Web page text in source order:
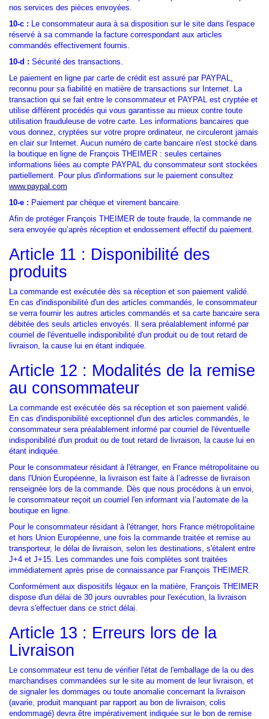
nos services des pièces envoyées.
10-c : Le consommateur aura à sa disposition sur le site dans l'espace
réservé à sa commande la facture correspondant aux articles
commandés effectivement fournis.
10-d : Sécurité des transactions.
Le paiement en ligne par carte de crédit est assuré par PAYPAL,
reconnu pour sa fiabilité en matière de transactions sur Internet. La
transaction qui se fait entre le consommateur et PAYPAL est cryptée et
utilise différent procédés qui vous garantisse au mieux contre toute
utilisation frauduleuse de votre carte. Les informations bancaires que
vous donnez, cryptées sur votre propre ordinateur, ne circuleront jamais
en clair sur Internet. Aucun numéro de carte bancaire n'est stocké dans
la boutique en ligne de François THEIMER : seules certaines
informations liées au compte PAYPAL du consommateur sont stockées
partiellement. Pour plus d'informations sur le paiement consultez
www.paypal.com
10-e : Paiement par chèque et virement bancaire.
Afin de protéger François THEIMER de toute fraude, la commande ne
sera envoyée qu’après réception et endossement effectif du paiement.
Article 11 : Disponibilité des
produits
La commande est exécutée dès sa réception et son paiement validé.
En cas d'indisponibilité d'un des articles commandés, le consommateur
se verra fournir les autres articles commandés et sa carte bancaire sera
débitée des seuls articles envoyés. Il sera préalablement informé par
courriel de l'éventuelle indisponibilité d'un produit ou de tout retard de
livraison, la cause lui en étant indiquée.
Article 12 : Modalités de la remise
au consommateur
La commande est exécutée dès sa réception et son paiement validé.
En cas d'indisponibilité exceptionnel d'un des articles commandés, le
consommateur sera préalablement informé par courriel de l'éventuelle
indisponibilité d'un produit ou de tout retard de livraison, la cause lui en
étant indiquée.
Pour le consommateur résidant à l'étranger, en France métropolitaine ou
dans l'Union Européenne, la livraison est faite à l’adresse de livraison
renseignée lors de la commande. Dès que nous procédons à un envoi,
le consommateur reçoit un courriel l'en informant via l’automate de la
boutique en ligne.
Pour le consommateur résidant à l'étranger, hors France métropolitaine
et hors Union Européenne, une fois la commande traitée et remise au
transporteur, le délai de livraison, selon les destinations, s'étalent entre
J+4 et J+15. Les commandes une fois complètes sont traitées
immédiatement après prise de connaissance par François THEIMER.
Conformément aux dispositifs légaux en la matière, François THEIMER
dispose d'un délai de 30 jours ouvrables pour l'exécution, la livraison
devra s'effectuer dans ce strict délai.
Article 13 : Erreurs lors de la
Livraison
Le consommateur est tenu de vérifier l'état de l'emballage de la ou des
marchandises commandées sur le site au moment de leur livraison, et
de signaler les dommages ou toute anomalie concernant la livraison
(avarie, produit manquant par rapport au bon de livraison, colis
endommagé) devra être impérativement indiquée sur le bon de remise